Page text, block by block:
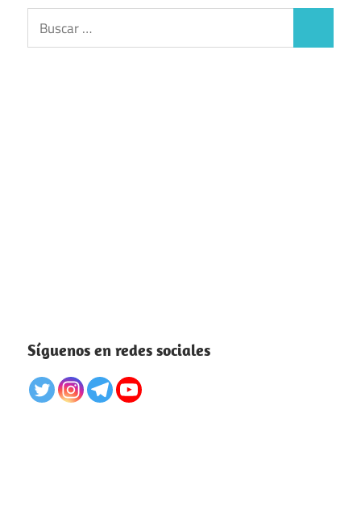
Buscar:
Síguenos en redes sociales